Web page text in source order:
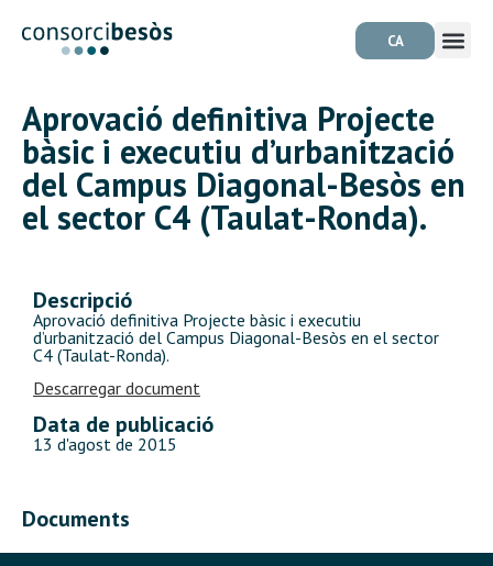
CA
Aprovació definitiva Projecte
bàsic i executiu d’urbanització
del Campus Diagonal-Besòs en
el sector C4 (Taulat-Ronda).
Descripció
Aprovació definitiva Projecte bàsic i executiu
d’urbanització del Campus Diagonal-Besòs en el sector
C4 (Taulat-Ronda).
Descarregar document
Data de publicació
13 d'agost de 2015
Documents